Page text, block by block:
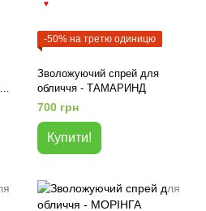
-50% на третю одиницю
Зволожуючий спрей для
обличчя - ТАМАРИНД
700 грн
Купити!